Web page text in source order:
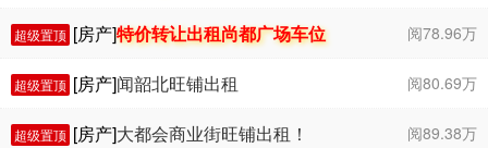
阅78.96万
超级置顶 [房产]特价转让出租尚都广场车位
阅80.69万
超级置顶 [房产]闻韶北旺铺出租
阅89.38万
超级置顶 [房产]大都会商业街旺铺出租！